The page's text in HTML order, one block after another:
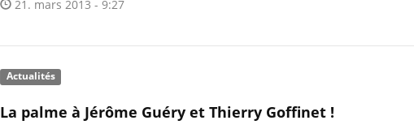
21. mars 2013 - 9:27
Actualités
La palme à Jérôme Guéry et Thierry Goffinet !